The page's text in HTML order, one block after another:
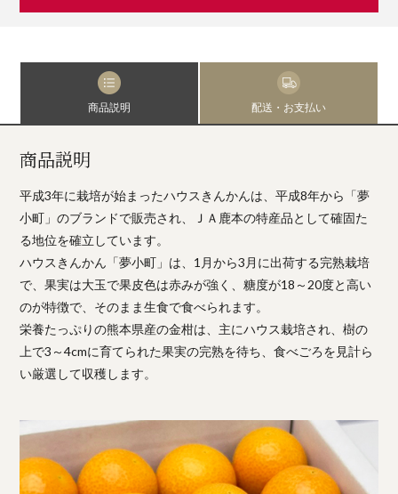
商品説明 配送・お支払い
商品説明
平成3年に栽培が始まったハウスきんかんは、平成8年から「夢
小町」のブランドで販売され、ＪＡ鹿本の特産品として確固た
る地位を確立しています。
ハウスきんかん「夢小町」は、1月から3月に出荷する完熟栽培
で、果実は大玉で果皮色は赤みが強く、糖度が18～20度と高い
のが特徴で、そのまま生食で食べられます。
栄養たっぷりの熊本県産の金柑は、主にハウス栽培され、樹の
上で3～4cmに育てられた果実の完熟を待ち、食べごろを見計ら
い厳選して収穫します。